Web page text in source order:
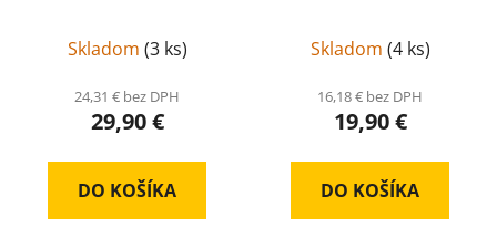
Skladom (3 ks)
24,31 € bez DPH
29,90 €
DO KOŠÍKA
50F2H00
Skladom (4 ks)
16,18 € bez DPH
19,90 €
DO KOŠÍKA